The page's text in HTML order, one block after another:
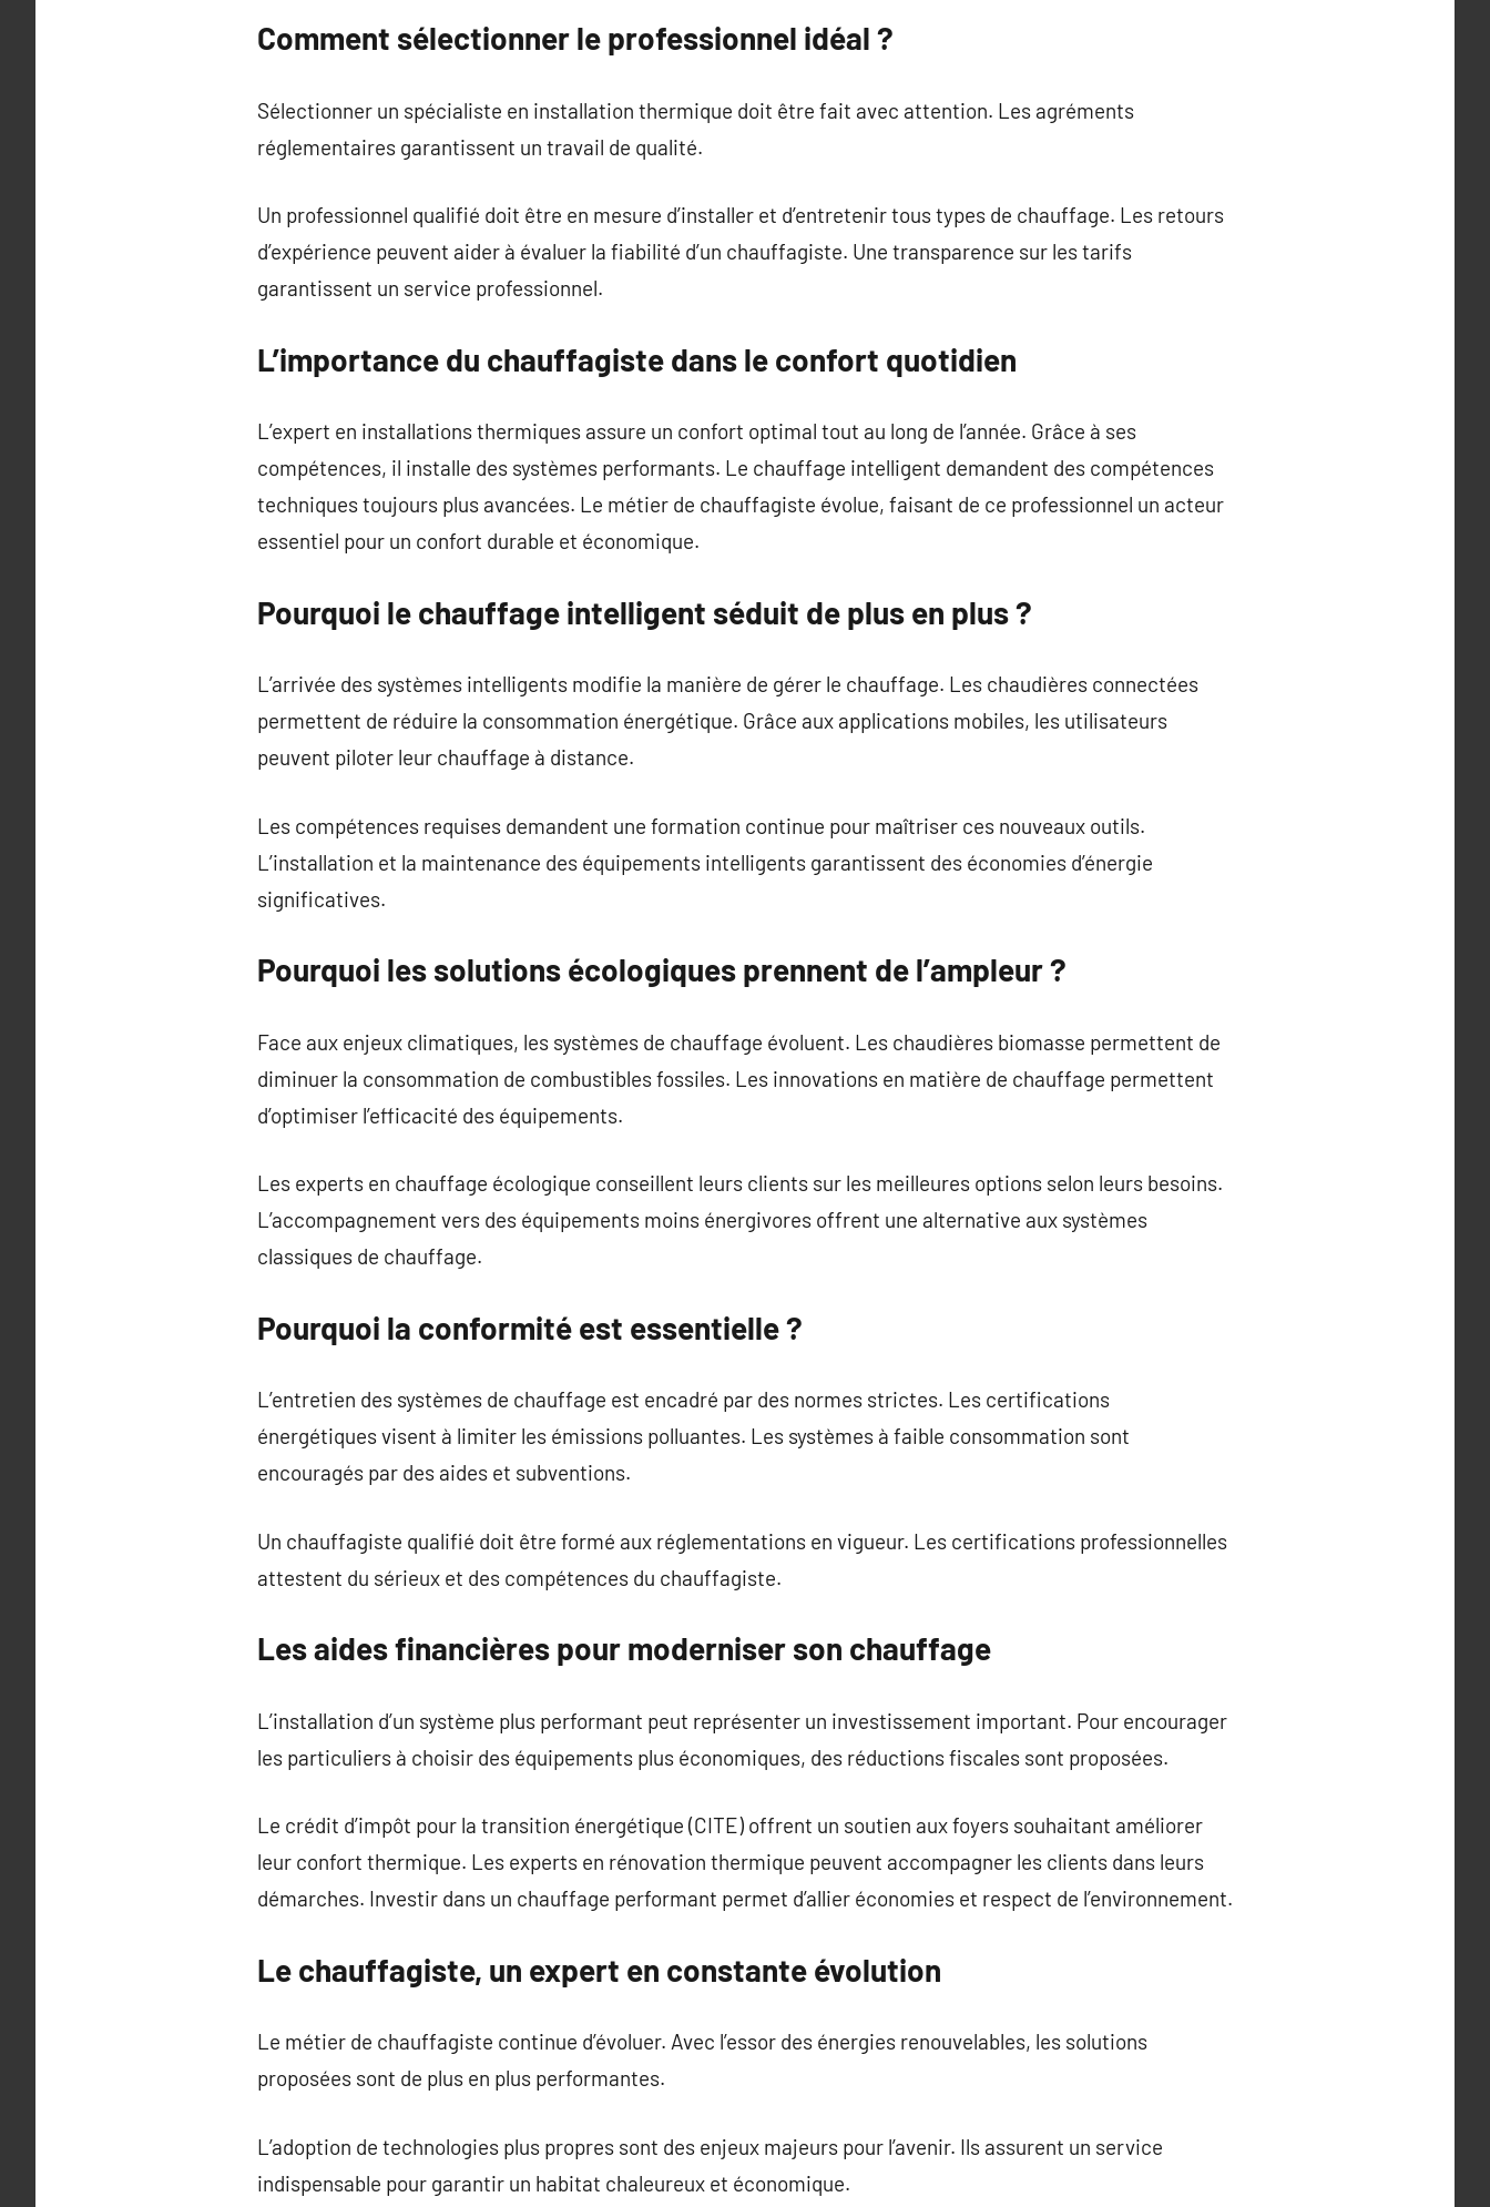
Comment sélectionner le professionnel idéal ?
Sélectionner un spécialiste en installation thermique doit être fait avec attention. Les agréments
réglementaires garantissent un travail de qualité.
Un professionnel qualifié doit être en mesure d’installer et d’entretenir tous types de chauffage. Les retours
d’expérience peuvent aider à évaluer la fiabilité d’un chauffagiste. Une transparence sur les tarifs
garantissent un service professionnel.
L’importance du chauffagiste dans le confort quotidien
L’expert en installations thermiques assure un confort optimal tout au long de l’année. Grâce à ses
compétences, il installe des systèmes performants. Le chauffage intelligent demandent des compétences
techniques toujours plus avancées. Le métier de chauffagiste évolue, faisant de ce professionnel un acteur
essentiel pour un confort durable et économique.
Pourquoi le chauffage intelligent séduit de plus en plus ?
L’arrivée des systèmes intelligents modifie la manière de gérer le chauffage. Les chaudières connectées
permettent de réduire la consommation énergétique. Grâce aux applications mobiles, les utilisateurs
peuvent piloter leur chauffage à distance.
Les compétences requises demandent une formation continue pour maîtriser ces nouveaux outils.
L’installation et la maintenance des équipements intelligents garantissent des économies d’énergie
significatives.
Pourquoi les solutions écologiques prennent de l’ampleur ?
Face aux enjeux climatiques, les systèmes de chauffage évoluent. Les chaudières biomasse permettent de
diminuer la consommation de combustibles fossiles. Les innovations en matière de chauffage permettent
d’optimiser l’efficacité des équipements.
Les experts en chauffage écologique conseillent leurs clients sur les meilleures options selon leurs besoins.
L’accompagnement vers des équipements moins énergivores offrent une alternative aux systèmes
classiques de chauffage.
Pourquoi la conformité est essentielle ?
L’entretien des systèmes de chauffage est encadré par des normes strictes. Les certifications
énergétiques visent à limiter les émissions polluantes. Les systèmes à faible consommation sont
encouragés par des aides et subventions.
Un chauffagiste qualifié doit être formé aux réglementations en vigueur. Les certifications professionnelles
attestent du sérieux et des compétences du chauffagiste.
Les aides financières pour moderniser son chauffage
L’installation d’un système plus performant peut représenter un investissement important. Pour encourager
les particuliers à choisir des équipements plus économiques, des réductions fiscales sont proposées.
Le crédit d’impôt pour la transition énergétique (CITE) offrent un soutien aux foyers souhaitant améliorer
leur confort thermique. Les experts en rénovation thermique peuvent accompagner les clients dans leurs
démarches. Investir dans un chauffage performant permet d’allier économies et respect de l’environnement.
Le chauffagiste, un expert en constante évolution
Le métier de chauffagiste continue d’évoluer. Avec l’essor des énergies renouvelables, les solutions
proposées sont de plus en plus performantes.
L’adoption de technologies plus propres sont des enjeux majeurs pour l’avenir. Ils assurent un service
indispensable pour garantir un habitat chaleureux et économique.